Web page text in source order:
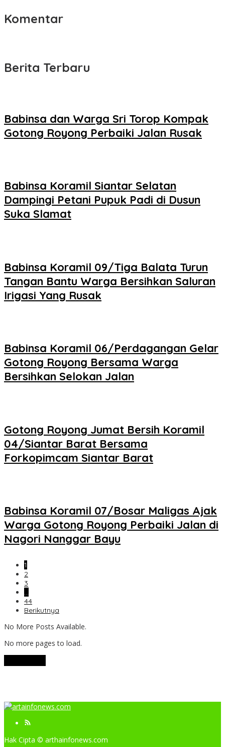
Komentar
Berita Terbaru
Babinsa dan Warga Sri Torop Kompak
Gotong Royong Perbaiki Jalan Rusak
Babinsa Koramil Siantar Selatan
Dampingi Petani Pupuk Padi di Dusun
Suka Slamat
Babinsa Koramil 09/Tiga Balata Turun
Tangan Bantu Warga Bersihkan Saluran
Irigasi Yang Rusak
Babinsa Koramil 06/Perdagangan Gelar
Gotong Royong Bersama Warga
Bersihkan Selokan Jalan
Gotong Royong Jumat Bersih Koramil
04/Siantar Barat Bersama
Forkopimcam Siantar Barat
Babinsa Koramil 07/Bosar Maligas Ajak
Warga Gotong Royong Perbaiki Jalan di
Nagori Nanggar Bayu
1
2
3
…
44
Berikutnya
No More Posts Available.
No more pages to load.
Hak Cipta © arthainfonews.com